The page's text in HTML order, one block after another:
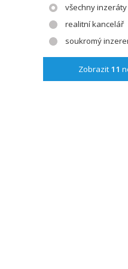
všechny inzeráty
realitní kancelář
soukromý
Zobrazit 11